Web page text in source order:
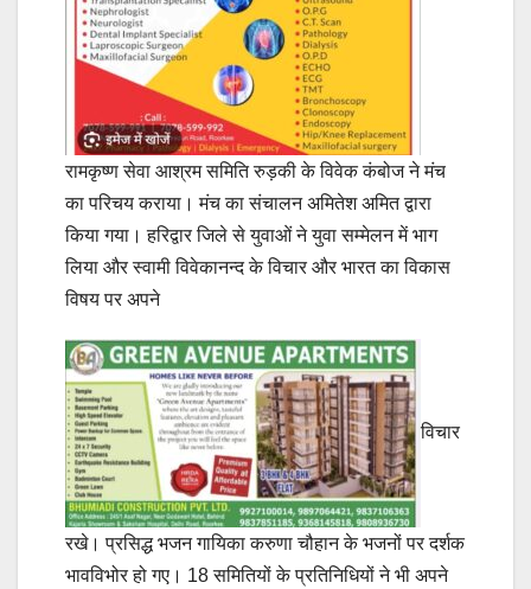
रामकृष्ण सेवा आश्रम समिति रुड़की के विवेक कंबोज ने मंच
का परिचय कराया। मंच का संचालन अमितेश अमित द्वारा
किया गया। हरिद्वार जिले से युवाओं ने युवा सम्मेलन में भाग
लिया और स्वामी विवेकानन्द के विचार और भारत का विकास
विषय पर अपने
विचार
रखे। प्रसिद्ध भजन गायिका करुणा चौहान के भजनों पर दर्शक
भावविभोर हो गए। 18 समितियों के प्रतिनिधियों ने भी अपने